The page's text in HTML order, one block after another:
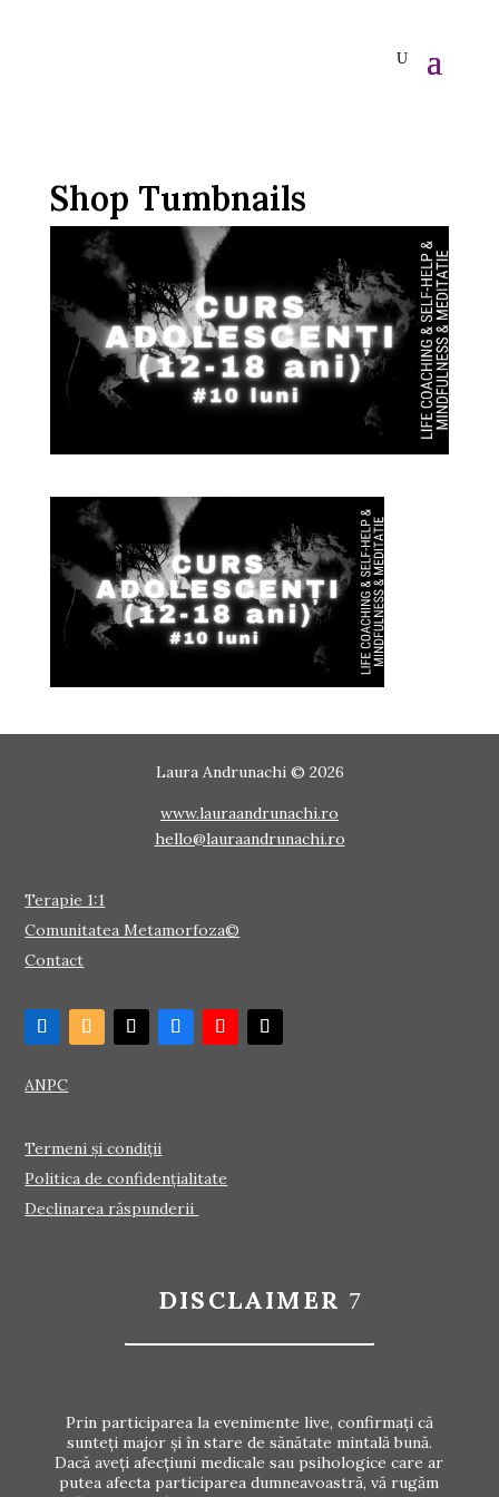
Shop Tumbnails
Laura Andrunachi © 2026
www.lauraandrunachi.ro
hello@lauraandrunachi.ro
Terapie 1:1
Comunitatea Metamorfoza©
Contact
ANPC
Termeni și condiții
Politica de confidențialitate
Declinarea răspunderii
DISCLAIMER
Prin participarea la evenimente live, confirmați că
sunteți major și în stare de sănătate mintală bună.
Dacă aveți afecțiuni medicale sau psihologice care ar
putea afecta participarea dumneavoastră, vă rugăm